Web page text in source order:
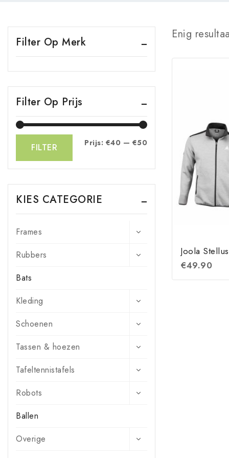
Enig
Joola
€49.90
Filter Op Merk
Filter Op Prijs
FILTER Prijs: €40 — €50
KIES CATEGORIE
Frames
Rubbers
Bats
Kleding
Schoenen
Tassen & hoezen
Tafeltennistafels
Robots
Ballen
Overige